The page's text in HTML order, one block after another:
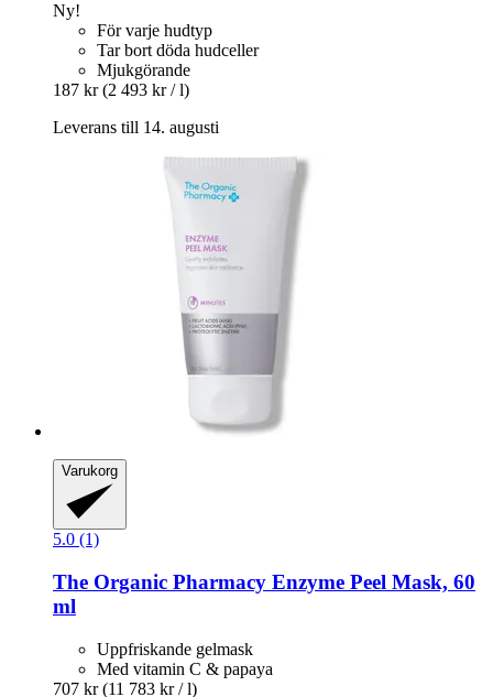
Ny!
För varje hudtyp
Tar bort döda hudceller
Mjukgörande
187 kr (2 493 kr / l)
Leverans till 14. augusti
Varukorg
5.0 (1)
The Organic Pharmacy Enzyme Peel Mask, 60
ml
Uppfriskande gelmask
Med vitamin C & papaya
707 kr (11 783 kr / l)